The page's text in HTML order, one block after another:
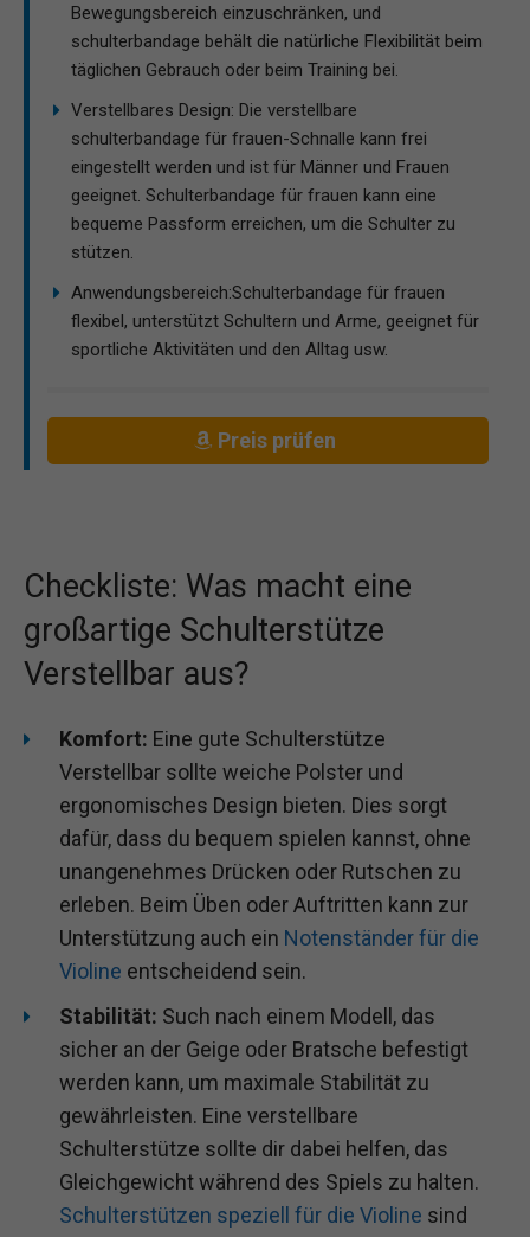
Bewegungsbereich einzuschränken, und
schulterbandage behält die natürliche Flexibilität beim
täglichen Gebrauch oder beim Training bei.
Verstellbares Design: Die verstellbare
schulterbandage für frauen-Schnalle kann frei
eingestellt werden und ist für Männer und Frauen
geeignet. Schulterbandage für frauen kann eine
bequeme Passform erreichen, um die Schulter zu
stützen.
Anwendungsbereich:Schulterbandage für frauen
flexibel, unterstützt Schultern und Arme, geeignet für
sportliche Aktivitäten und den Alltag usw.
Preis prüfen
Checkliste: Was macht eine
großartige Schulterstütze
Verstellbar aus?
Komfort: Eine gute Schulterstütze
Verstellbar sollte weiche Polster und
ergonomisches Design bieten. Dies sorgt
dafür, dass du bequem spielen kannst, ohne
unangenehmes Drücken oder Rutschen zu
erleben. Beim Üben oder Auftritten kann zur
Unterstützung auch ein Notenständer für die
Violine entscheidend sein.
Stabilität: Such nach einem Modell, das
sicher an der Geige oder Bratsche befestigt
werden kann, um maximale Stabilität zu
gewährleisten. Eine verstellbare
Schulterstütze sollte dir dabei helfen, das
Gleichgewicht während des Spiels zu halten.
Schulterstützen speziell für die Violine sind